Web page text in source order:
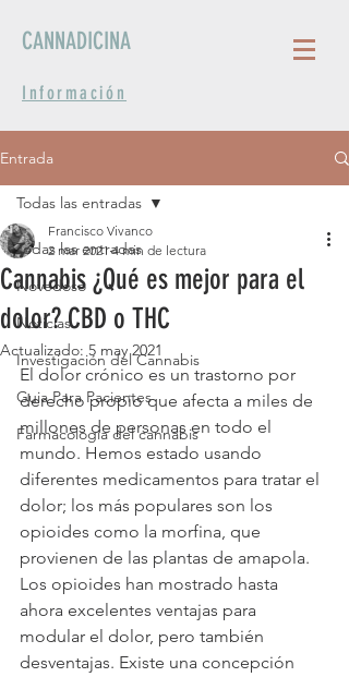
Información
CANNADICINA
Entrada
Todas las entradas
Novedoso
Noticias
Investigación del Cannabis
Guia Para Pacientes
Farmacología del cannabis
Todas las entradas
Cannabis ¿Qué es mejor para el
dolor? CBD o THC
Francisco Vivanco
2 mar 2021 4 min de lectura
Actualizado:5 may 2021
El dolor crónico es un trastorno por
derecho propio que afecta a miles de
millones de personas en todo el
mundo. Hemos estado usando
diferentes medicamentos para tratar el
dolor; los más populares son los
opioides como la morfina, que
provienen de las plantas de amapola.
Los opioides han mostrado hasta
ahora excelentes ventajas para
modular el dolor, pero también
desventajas. Existe una concepción